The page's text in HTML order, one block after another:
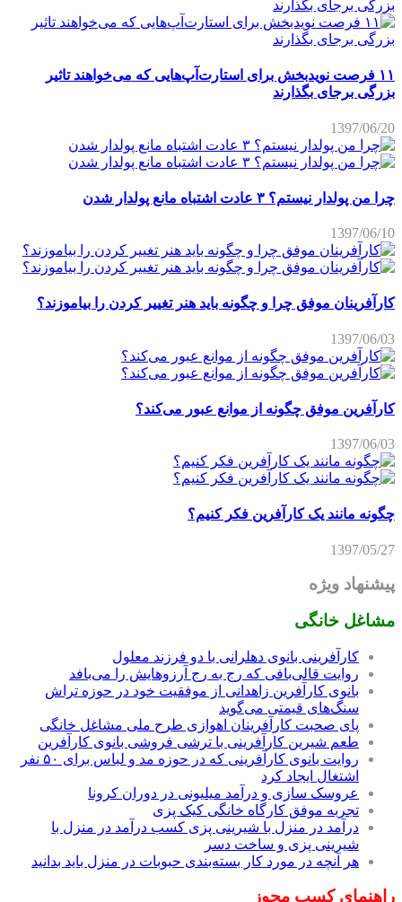
۱۱ فرصت نویدبخش برای استارت‌آپ‌هایی که می‌خواهند تاثیر
بزرگی برجای بگذارند
1397/06/20
چرا من پولدار نیستم؟ ۳ عادت اشتباه مانع پولدار شدن
1397/06/10
کارآفرینان موفق چرا و چگونه باید هنر تغییر کردن را بیاموزند؟
1397/06/03
کارآفرین موفق چگونه از موانع عبور می‌کند؟
1397/06/03
چگونه مانند یک کارآفرین فکر کنیم؟
1397/05/27
پیشنهاد ویژه
مشاغل خانگی
کارآفرینی بانوی دهلرانی با دو فرزند معلول
روایت قالی‌بافی که رج به رج آرزوهایش را می‌بافد
بانوی کارآفرین زاهدانی از موفقیت خود در حوزه تراش
سنگ‌های قیمتی می‌گوید
پای صحبت کارآفرینان اهوازی طرح ملی مشاغل خانگی
طعم شیرین کارآفرینی با ترشی فروشی بانوی کارآفرین
روایت بانوی کارآفرینی که در حوزه مد و لباس برای ۵۰ نفر
اشتغال ایجاد کرد
عروسک سازی و درآمد میلیونی در دوران کرونا
تجربه موفق کارگاه خانگی کیک پزی
درآمد در منزل با شیرینی پزی کسب درآمد در منزل با
شیرینی پزی و ساخت دسر
هر آنچه در مورد کار بسته‌بندی حبوبات در منزل باید بدانید
راهنمای کسب مجوز